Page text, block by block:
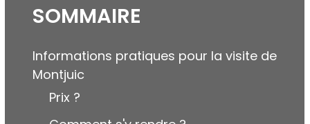
SOMMAIRE
Informations pratiques pour la visite de
Montjuic
Prix ?